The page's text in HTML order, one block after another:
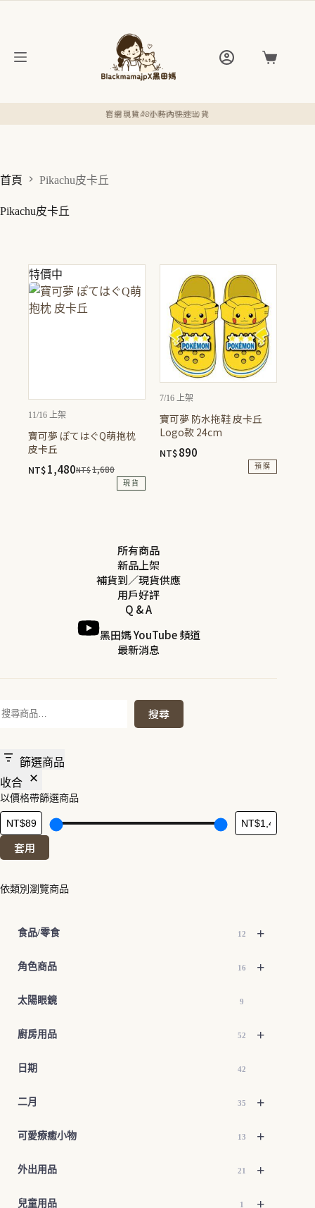
購
新會員輸入優惠碼現折50元
官網現貨48小時內快速出貨
首頁 Pikachu皮卡丘
Pikachu皮卡丘
特價中
11/16 上架
寶可夢 ぽてはぐQ萌抱枕
皮卡丘
NT$1,680
原
NT$1,480目
現貨
7/16 上架
寶可夢 防水拖鞋 皮卡丘
Logo款 24cm
NT$890
預購
所有商品
新品上架
補貨到／現貨供應
用戶好評
Q & A
黑田媽 YouTube 頻道
最新消息
搜
尋
搜尋
篩選商品
收合
以價格帶篩選商品
套用
依類別瀏覽商品
+
食品/零食 12
+
角色商品 16
太陽眼鏡 9
+
廚房用品 52
日期 42
+
二月 35
+
可愛療癒小物 13
+
外出用品 21
+
兒童用品 1